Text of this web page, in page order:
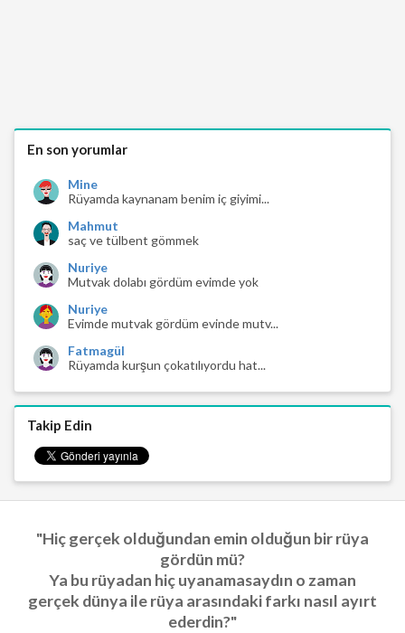
En son yorumlar
Mine
Rüyamda kaynanam benim iç giyimi...
Mahmut
saç ve tülbent gömmek
Nuriye
Mutvak dolabı gördüm evimde yok
Nuriye
Evimde mutvak gördüm evinde mutv...
Fatmagül
Rüyamda kurşun çokatılıyordu hat...
Takip Edin
"Hiç gerçek olduğundan emin olduğun bir rüya
gördün mü?
Ya bu rüyadan hiç uyanamasaydın o zaman
gerçek dünya ile rüya arasındaki farkı nasıl ayırt
ederdin?"